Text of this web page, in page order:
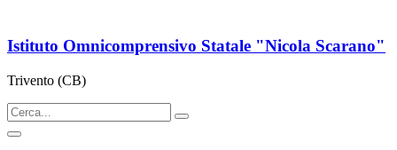
Istituto Omnicomprensivo Statale "Nicola Scarano"
Trivento (CB)